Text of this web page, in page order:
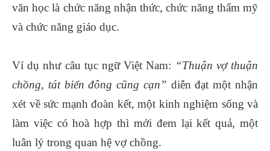
văn học là chức năng nhận thức, chức năng thẩm mỹ
và chức năng giáo dục.
Ví dụ như câu tục ngữ Việt Nam: “Thuận vợ thuận
chồng, tát biển đông cũng cạn” diễn đạt một nhận
xét về sức mạnh đoàn kết, một kinh nghiệm sống và
làm việc có hoà hợp thì mới đem lại kết quả, một
luân lý trong quan hệ vợ chồng.